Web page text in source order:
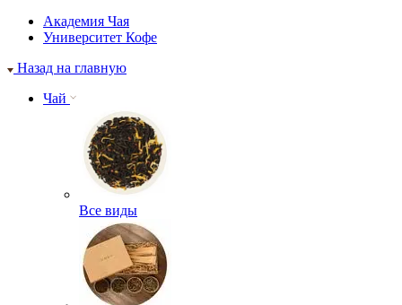
Академия Чая
Университет Кофе
Назад на главную
Чай
Все виды